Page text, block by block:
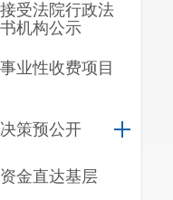
受法院行政法
机构公示
业性收费项目
策预公开
金直达基层